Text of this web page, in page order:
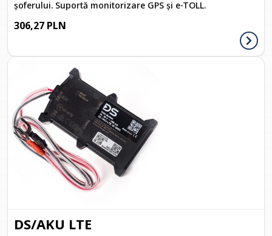
șoferului. Suportă monitorizare GPS și e-TOLL.
306,27 PLN
DS/AKU LTE